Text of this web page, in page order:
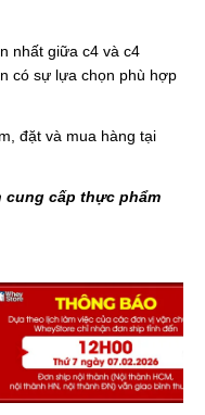
nhất giữa c4 và c4
có sự lựa chọn phù hợp
đặt và mua hàng tại
cung cấp thực phẩm